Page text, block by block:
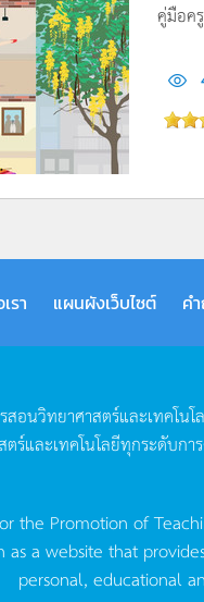
คู่มือค
รา แผนผังเว็บไซต์ ค
สอนวิทยาศาสตร์และเทคโนโ
ร์และเทคโนโลยีทุกระดับกา
the Promotion of
a website that
personal, educational